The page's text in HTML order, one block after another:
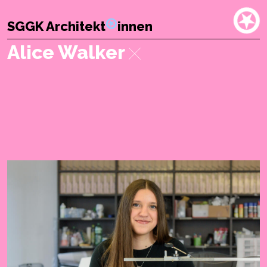
SGGK Architekt innen
Alice Walker